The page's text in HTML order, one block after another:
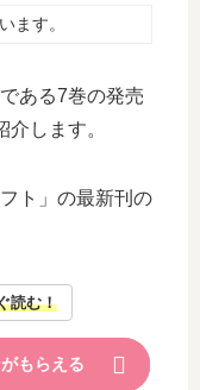
ます。
ある7巻の発売
します。
ト」の最新刊の
読む！
もらえる